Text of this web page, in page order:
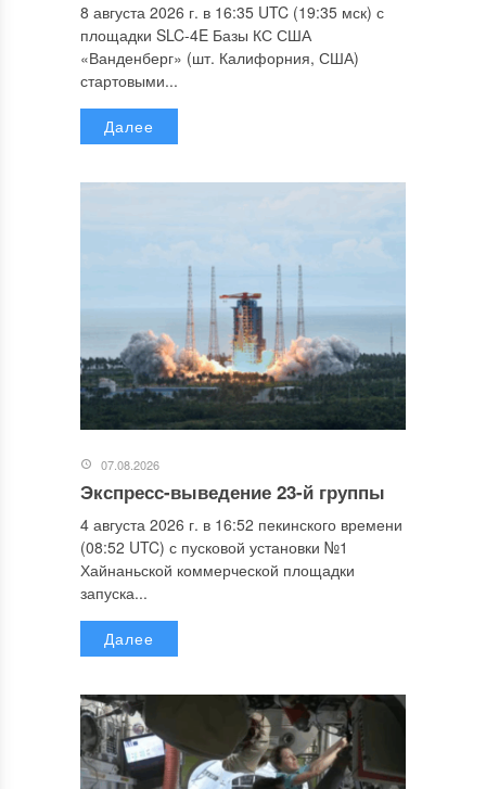
8 августа 2026 г. в 16:35 UTC (19:35 мск) с
площадки SLC-4E Базы КС США
«Ванденберг» (шт. Калифорния, США)
стартовыми...
Далее
07.08.2026
Экспресс-выведение 23-й группы
4 августа 2026 г. в 16:52 пекинского времени
(08:52 UTC) с пусковой установки №1
Хайнаньской коммерческой площадки
запуска...
Далее